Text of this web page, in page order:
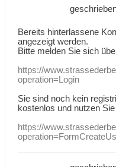
Bereits hinterlassene
angezeigt werden.
Bitte melden Sie sich
https://
operation=Login
Sie sind noch kein
kostenlos und nutzen
https://